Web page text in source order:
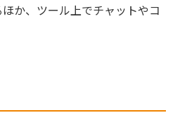
か、ツール上でチャットやコ